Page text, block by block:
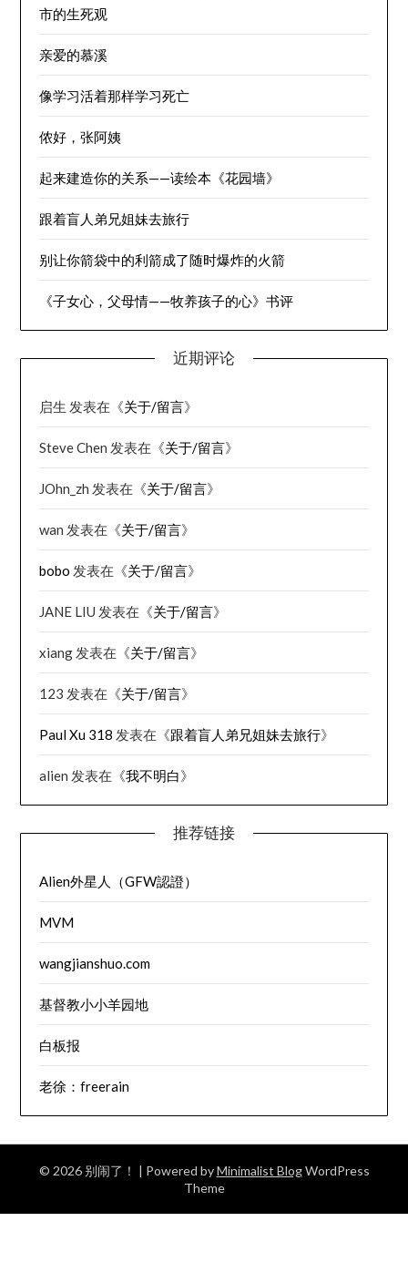
市的生死观
亲爱的慕溪
像学习活着那样学习死亡
侬好，张阿姨
起来建造你的关系——读绘本《花园墙》
跟着盲人弟兄姐妹去旅行
别让你箭袋中的利箭成了随时爆炸的火箭
《子女心，父母情——牧养孩子的心》书评
近期评论
启生 发表在《关于/留言》
Steve Chen 发表在《关于/留言》
JOhn_zh 发表在《关于/留言》
wan 发表在《关于/留言》
bobo 发表在《关于/留言》
JANE LIU 发表在《关于/留言》
xiang 发表在《关于/留言》
123 发表在《关于/留言》
Paul Xu 318 发表在《跟着盲人弟兄姐妹去旅行》
alien 发表在《我不明白》
推荐链接
Alien外星人（GFW認證）
MVM
wangjianshuo.com
基督教小小羊园地
白板报
老徐：freerain
© 2026 别闹了！ | Powered byMinimalist BlogWordPress
Theme